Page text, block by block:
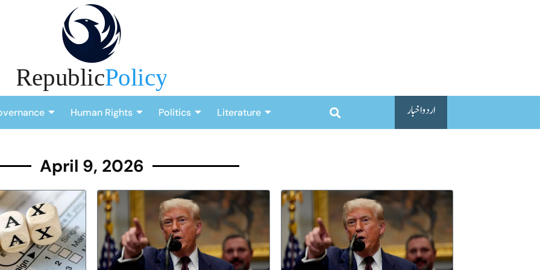
Human Rights Politics Literature اردو اخبار
April 9, 2026